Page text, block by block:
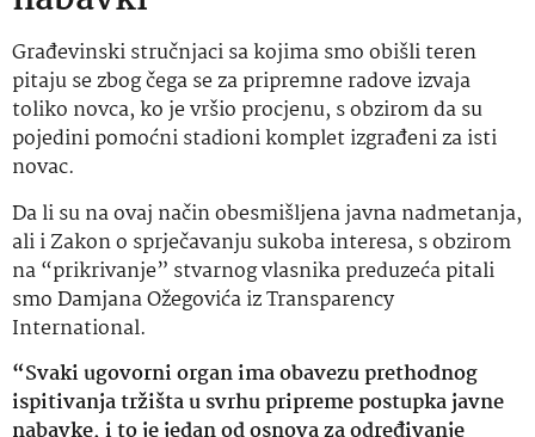
Građevinski stručnjaci sa kojima smo obišli teren
pitaju se zbog čega se za pripremne radove izvaja
toliko novca, ko je vršio procjenu, s obzirom da su
pojedini pomoćni stadioni komplet izgrađeni za isti
novac.
Da li su na ovaj način obesmišljena javna nadmetanja,
ali i Zakon o sprječavanju sukoba interesa, s obzirom
na “prikrivanje” stvarnog vlasnika preduzeća pitali
smo Damjana Ožegovića iz Transparency
International.
“Svaki ugovorni organ ima obavezu prethodnog
ispitivanja tržišta u svrhu pripreme postupka javne